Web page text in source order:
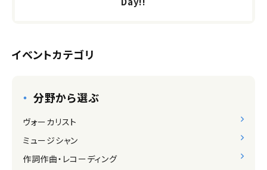
イベントカテゴリ
分野から選ぶ
ヴォーカリスト
ミュージシャン
作詞作曲・レコーディング